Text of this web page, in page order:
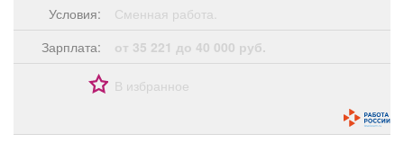
Условия:
Сменная работа.
Зарплата:
от 35 221 до 40 000 руб.
В избранное